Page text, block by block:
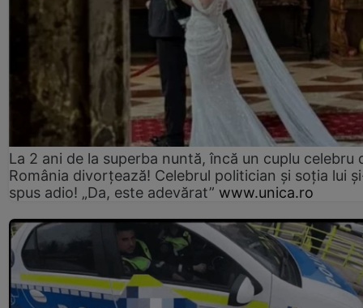
La 2 ani de la superba nuntă, încă un cuplu celebru
România divorțează! Celebrul politician și soția lui
spus adio! „Da, este adevărat” www.unica.ro